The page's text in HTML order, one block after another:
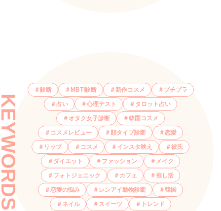
診断 MBTI診断 新作コスメ プチプラ
占い 心理テスト タロット占い
オタク女子診断 韓国コスメ
コスメレビュー 顔タイプ診断 恋愛
リップ コスメ インスタ映え 彼氏
ダイエット ファッション メイク
フォトジェニック カフェ 推し活
恋愛の悩み レンアイ動物診断 韓国
ネイル スイーツ トレンド